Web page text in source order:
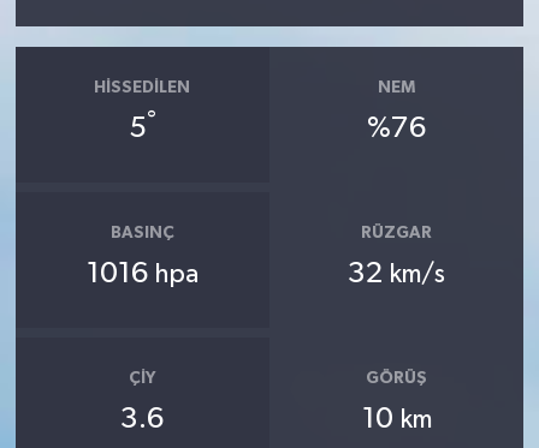
HISSEDILEN
5°
NEM
%76
BASINÇ
1016 hpa
RÜZGAR
32 km/s
ÇIY
3.6
GÖRÜŞ
10 km